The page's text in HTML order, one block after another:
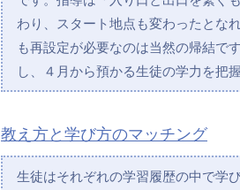
わり、スタート地点も変わったとな
も再設定が必要なのは当然の帰結で
し、４月から預かる生徒の学力を把
教え方と学び方のマッチング
生徒はそれぞれの学習履歴の中で学